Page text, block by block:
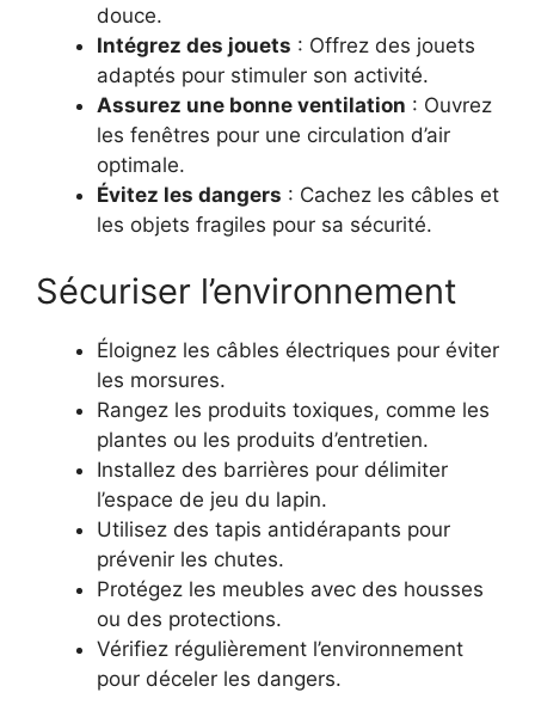
douce.
Intégrez des jouets : Offrez des jouets
adaptés pour stimuler son activité.
Assurez une bonne ventilation : Ouvrez
les fenêtres pour une circulation d’air
optimale.
Évitez les dangers : Cachez les câbles et
les objets fragiles pour sa sécurité.
Sécuriser l’environnement
Éloignez les câbles électriques pour éviter
les morsures.
Rangez les produits toxiques, comme les
plantes ou les produits d’entretien.
Installez des barrières pour délimiter
l’espace de jeu du lapin.
Utilisez des tapis antidérapants pour
prévenir les chutes.
Protégez les meubles avec des housses
ou des protections.
Vérifiez régulièrement l’environnement
pour déceler les dangers.